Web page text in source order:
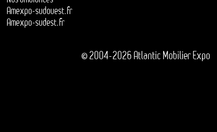
Amexpo-sudouest.fr
Amexpo-sudest.fr
© 2004-2026 Atlantic Mobilier Expo